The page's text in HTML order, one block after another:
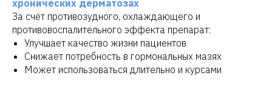
хронических дерматозах
За счёт противозудного, охлаждающего и
противовоспалительного эффекта препарат:
Улучшает качество жизни пациентов
Снижает потребность в гормональных мазях
Может использоваться длительно и курсами